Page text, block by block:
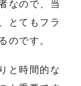
なので、当
とてもフラ
のです。
と時間的な